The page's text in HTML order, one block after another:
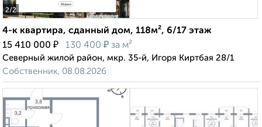
2/2
4-к квартира, сданный дом, 118м², 6/17 этаж
15 410 000 ₽ 130 400 ₽ за м²
Северный жилой район, мкр. 35-й, Игоря Киртбая 28/1
Собственник, 08.08.2026